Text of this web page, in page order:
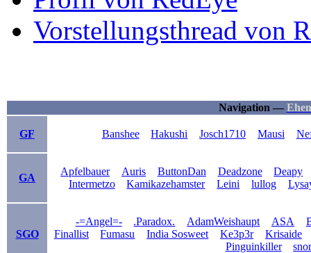
Vorstellungsthread von
Navigation —
GF Banshee Hakushi Josch1710 Mausi
GA
Apfelbauer Auris ButtonDan Deadzone
Deapy
Intermetzo
Kamikazehamster Leini lullog
SGO
-=Angel=- .Paradox. AdamWeishaupt ASA
Finallist
Fumasu India Sosweet Ke3p3r
Krisaide
Pinguinkiller